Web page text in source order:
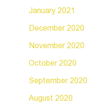
January 2021
December 2020
November 2020
October 2020
September 2020
August 2020